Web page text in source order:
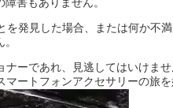
害もありません。
発見した場合、または何か不
ーであれ、見逃してはいけませ
ートフォンアクセサリーの旅を